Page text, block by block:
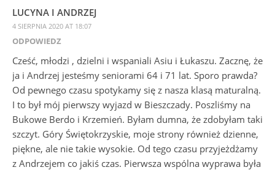
LUCYNA I ANDRZEJ
4 SIERPNIA 2020 AT 18:07
ODPOWIEDZ
Cześć, młodzi , dzielni i wspaniali Asiu i Łukaszu. Zacznę, że
ja i Andrzej jesteśmy seniorami 64 i 71 lat. Sporo prawda?
Od pewnego czasu spotykamy się z nasza klasą maturalną.
I to był mój pierwszy wyjazd w Bieszczady. Poszliśmy na
Bukowe Berdo i Krzemień. Byłam dumna, że zdobyłam taki
szczyt. Góry Świętokrzyskie, moje strony również dzienne,
piękne, ale nie takie wysokie. Od tego czasu przyjeżdżamy
z Andrzejem co jakiś czas. Pierwsza wspólna wyprawa była